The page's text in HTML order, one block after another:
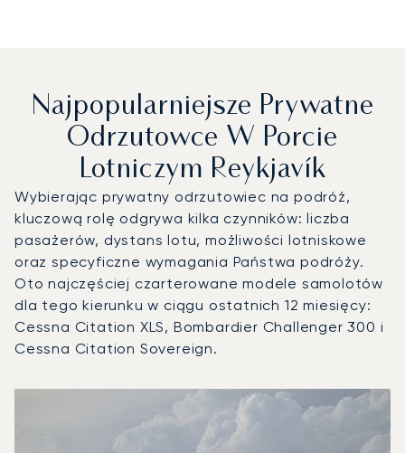
Najpopularniejsze Prywatne
Odrzutowce W Porcie
Lotniczym Reykjavík
Wybierając prywatny odrzutowiec na podróż,
kluczową rolę odgrywa kilka czynników: liczba
pasażerów, dystans lotu, możliwości lotniskowe
oraz specyficzne wymagania Państwa podróży.
Oto najczęściej czarterowane modele samolotów
dla tego kierunku w ciągu ostatnich 12 miesięcy:
Cessna Citation XLS, Bombardier Challenger 300 i
Cessna Citation Sovereign.
Model samolotu
Miejsca
Prędkość (węzły)
Zasięg (km)